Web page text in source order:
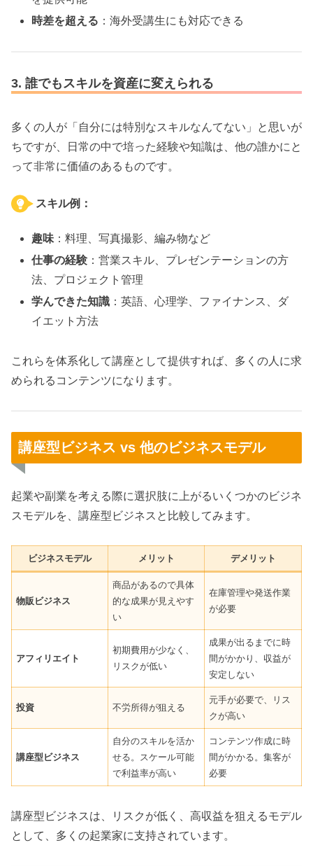
時差を超える ：海外受講生にも対応できる
3. 誰でもスキルを資産に変えられる
多くの人が「自分には特別なスキルなんてない」と思いが
ちですが、日常の中で培った経験や知識は、他の誰かにと
って非常に価値のあるものです。
スキル例：
趣味 ：料理、写真撮影、編み物など
仕事の経験 ：営業スキル、プレゼンテーションの方
法、プロジェクト管理
学んできた知識 ：英語、心理学、ファイナンス、ダ
イエット方法
これらを体系化して講座として提供すれば、多くの人に求
められるコンテンツになります。
講座型ビジネス vs 他のビジネスモデル
起業や副業を考える際に選択肢に上がるいくつかのビジネ
スモデルを、講座型ビジネスと比較してみます。
ビジネスモデル メリット デメリット
物販ビジネス
商品があるので具体
的な成果が見えやす
い
在庫管理や発送作業
が必要
アフィリエイト
初期費用が少なく、
リスクが低い
成果が出るまでに時
間がかかり、収益が
安定しない
投資 不労所得が狙える
元手が必要で、リス
クが高い
講座型ビジネス
自分のスキルを活か
せる。スケール可能
で利益率が高い
コンテンツ作成に時
間がかかる。集客が
必要
講座型ビジネスは、リスクが低く、高収益を狙えるモデル
として、多くの起業家に支持されています。